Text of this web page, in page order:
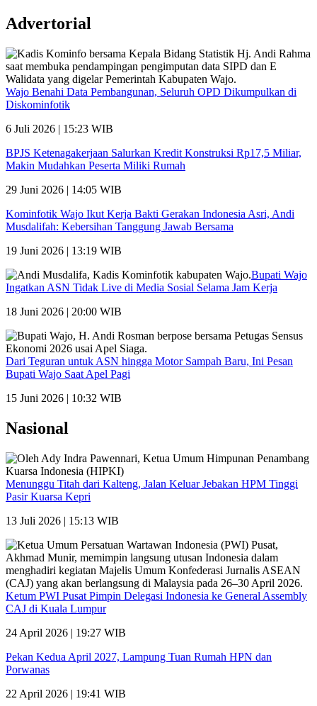
Advertorial
Wajo Benahi Data Pembangunan, Seluruh OPD Dikumpulkan di
Diskominfotik
6 Juli 2026 | 15:23 WIB
BPJS Ketenagakerjaan Salurkan Kredit Konstruksi Rp17,5 Miliar,
Makin Mudahkan Peserta Miliki Rumah
29 Juni 2026 | 14:05 WIB
Kominfotik Wajo Ikut Kerja Bakti Gerakan Indonesia Asri, Andi
Musdalifah: Kebersihan Tanggung Jawab Bersama
19 Juni 2026 | 13:19 WIB
Bupati Wajo
Ingatkan ASN Tidak Live di Media Sosial Selama Jam Kerja
18 Juni 2026 | 20:00 WIB
Dari Teguran untuk ASN hingga Motor Sampah Baru, Ini Pesan
Bupati Wajo Saat Apel Pagi
15 Juni 2026 | 10:32 WIB
Nasional
Menunggu Titah dari Kalteng, Jalan Keluar Jebakan HPM Tinggi
Pasir Kuarsa Kepri
13 Juli 2026 | 15:13 WIB
Ketum PWI Pusat Pimpin Delegasi Indonesia ke General Assembly
CAJ di Kuala Lumpur
24 April 2026 | 19:27 WIB
Pekan Kedua April 2027, Lampung Tuan Rumah HPN dan
Porwanas
22 April 2026 | 19:41 WIB